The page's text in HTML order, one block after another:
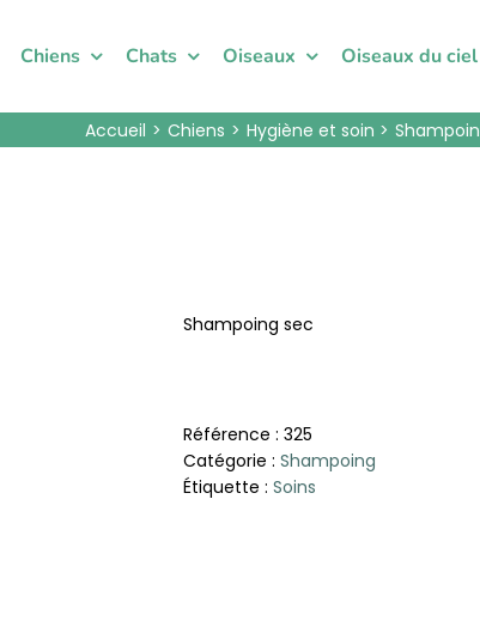
Chiens Chats Oiseaux Oiseaux du ciel
Accueil Chiens Hygiène et soin
Shampoing sec
Référence : 325
Catégorie : Shampoing
Étiquette : Soins